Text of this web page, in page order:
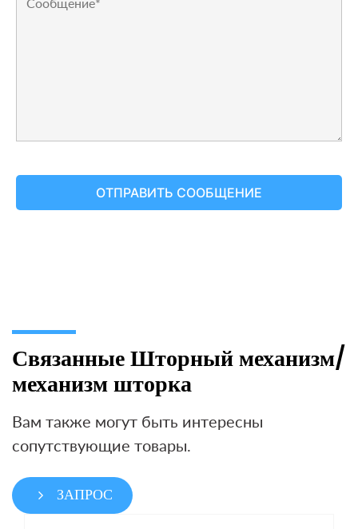
Связанные Шторный механизм/
механизм шторка
Вам также могут быть интересны
сопутствующие товары.
ЗАПРОС